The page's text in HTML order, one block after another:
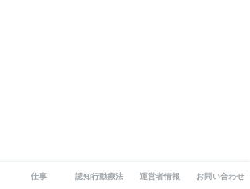
仕事 認知行動療法 運営者情報 お問い合わせ